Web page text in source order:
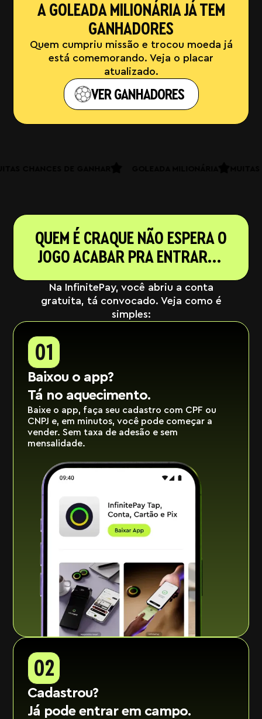
A GOLEADA MILIONÁRIA JÁ TEM
GANHADORES
Quem cumpriu missão e trocou moeda já
está comemorando. Veja o placar
atualizado.
VER GANHADORES
QUEM É CRAQUE NÃO ESPERA O
JOGO ACABAR PRA ENTRAR…
Na InfinitePay, você abriu a conta
gratuita, tá convocado. Veja como é
simples:
01
Baixou o app?
Tá no aquecimento.
Baixe o app, faça seu cadastro com CPF ou
CNPJ e, em minutos, você pode começar a
vender. Sem taxa de adesão e sem
mensalidade.
02
Cadastrou?
Já pode entrar em campo.